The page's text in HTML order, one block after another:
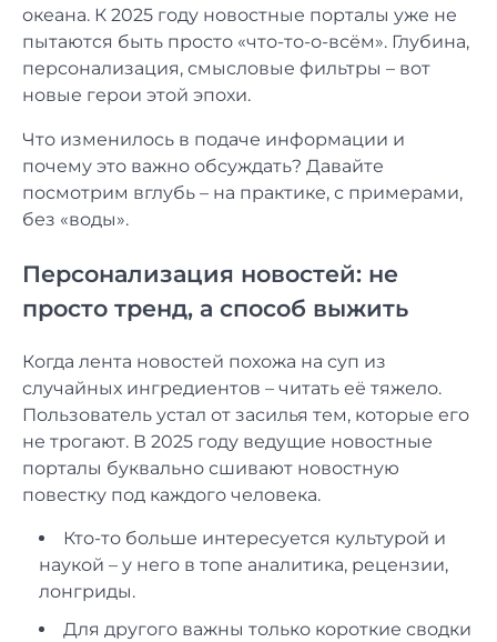
океана. К 2025 году новостные порталы уже не
пытаются быть просто «что-то-о-всём». Глубина,
персонализация, смысловые фильтры – вот
новые герои этой эпохи.
Что изменилось в подаче информации и
почему это важно обсуждать? Давайте
посмотрим вглубь – на практике, с примерами,
без «воды».
Персонализация новостей: не
просто тренд, а способ выжить
Когда лента новостей похожа на суп из
случайных ингредиентов – читать её тяжело.
Пользователь устал от засилья тем, которые его
не трогают. В 2025 году ведущие новостные
порталы буквально сшивают новостную
повестку под каждого человека.
Кто-то больше интересуется культурой и
наукой – у него в топе аналитика, рецензии,
лонгриды.
Для другого важны только короткие сводки